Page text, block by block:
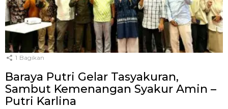
1 Bagikan
Baraya Putri Gelar Tasyakuran,
Sambut Kemenangan Syakur Amin –
Putri Karlina